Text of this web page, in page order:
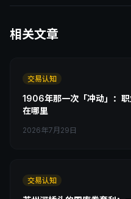
相关文章
交易认知
1906年那一次「冲动」：
在哪里
2026年7月29日
交易认知